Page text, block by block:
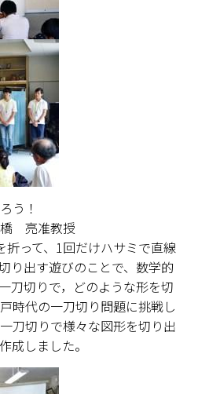
う！
橋 亮准教授
折って、1回だけハサミで直線
り出す遊びのことで、数学的
刀切りで，どのような形を切
時代の一刀切り問題に挑戦し
刀切りで様々な図形を切り出
成しました。